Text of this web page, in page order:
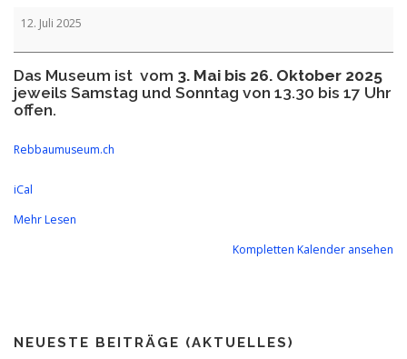
ESSEN/TRINKEN/SCHLAFEN
ÜBER UNS
Rebbaumuseum
Ligerz
12. Juli 2025
Das Museum ist vom 3. Mai bis 26. Oktober 2025
jeweils Samstag und Sonntag von 13.30 bis 17 Uhr
offen.
Rebbaumuseum.ch
iCal
Mehr Lesen
Kompletten Kalender ansehen
NEUESTE BEITRÄGE (AKTUELLES)